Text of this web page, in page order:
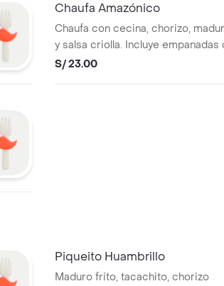
Chaufa Amazónico
Chaufa con cecina, chorizo,
y salsa criolla. Incluye empanadas
acompañamiento.
S/ 23.00
Piqueito Huambrillo
Maduro frito, tacachito, chorizo